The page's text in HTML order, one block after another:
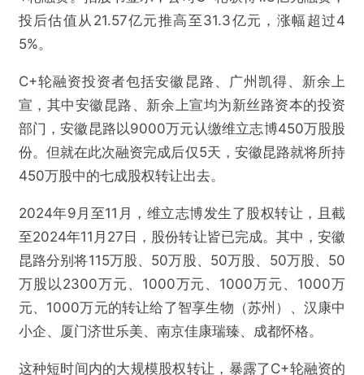
投后估值从21.57亿元推高至31.3亿元，涨幅超过4
5%。
C+轮融资投资者包括安徽昆路、广州凯得、新余上
宣，其中安徽昆路、新余上宣均为新丝路资本的投资
部门，安徽昆路以9000万元认缴维立志博450万股股
份。但就在此次融资完成后仅5天，安徽昆路就将所持
450万股中的七成股权转让出去。
2024年9月至11月，维立志博发生了股权转让，且截
至2024年11月27日，股份转让皆已完成。其中，安徽
昆路分别将115万股、50万股、50万股、50万股、50
万股以2300万元、1000万元、1000万元、1000万
元、1000万元的转让给了智享生物（苏州）、汉康中
小企、厦门济世乐美、南京佳康瑞臻、成都怀格。
这种短时间内的大规模股权转让，暴露了C+轮融资的